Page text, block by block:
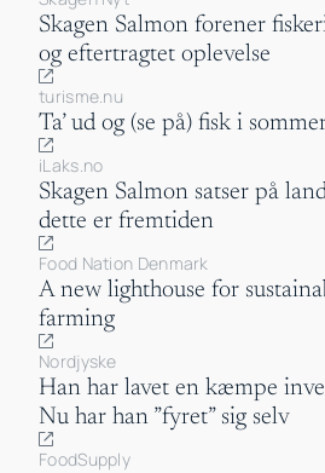
Skagen Salmon forener
og eftertragtet oplevelse
turisme.nu
Ta’ ud og (se på) fisk i
iLaks.no
Skagen Salmon satser på
dette er fremtiden
Food Nation Denmark
A new lighthouse for
farming
Nordjyske
Han har lavet en kæmpe
Nu har han ”fyret” sig selv
FoodSupply